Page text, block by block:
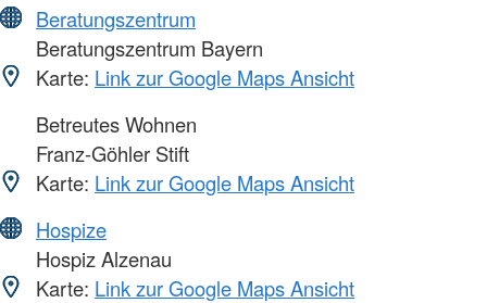
Beratungszentrum
Beratungszentrum Bayern
Karte: Link zur Google Maps Ansicht
Betreutes Wohnen
Franz-Göhler Stift
Karte: Link zur Google Maps Ansicht
Hospize
Hospiz Alzenau
Karte: Link zur Google Maps Ansicht